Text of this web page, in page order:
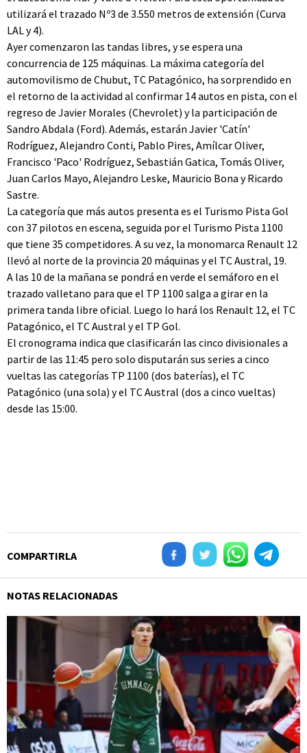
utilizará el trazado Nº3 de 3.550 metros de extensión (Curva
LAL y 4).
Ayer comenzaron las tandas libres, y se espera una
concurrencia de 125 máquinas. La máxima categoría del
automovilismo de Chubut, TC Patagónico, ha sorprendido en
el retorno de la actividad al confirmar 14 autos en pista, con el
regreso de Javier Morales (Chevrolet) y la participación de
Sandro Abdala (Ford). Además, estarán Javier 'Catín'
Rodríguez, Alejandro Conti, Pablo Pires, Amílcar Oliver,
Francisco 'Paco' Rodríguez, Sebastián Gatica, Tomás Oliver,
Juan Carlos Mayo, Alejandro Leske, Mauricio Bona y Ricardo
Sastre.
La categoría que más autos presenta es el Turismo Pista Gol
con 37 pilotos en escena, seguida por el Turismo Pista 1100
que tiene 35 competidores. A su vez, la monomarca Renault 12
llevó al norte de la provincia 20 máquinas y el TC Austral, 19.
A las 10 de la mañana se pondrá en verde el semáforo en el
trazado valletano para que el TP 1100 salga a girar en la
primera tanda libre oficial. Luego lo hará los Renault 12, el TC
Patagónico, el TC Austral y el TP Gol.
El cronograma indica que clasificarán las cinco divisionales a
partir de las 11:45 pero solo disputarán sus series a cinco
vueltas las categorías TP 1100 (dos baterías), el TC
Patagónico (una sola) y el TC Austral (dos a cinco vueltas)
desde las 15:00.
COMPARTIRLA
NOTAS RELACIONADAS